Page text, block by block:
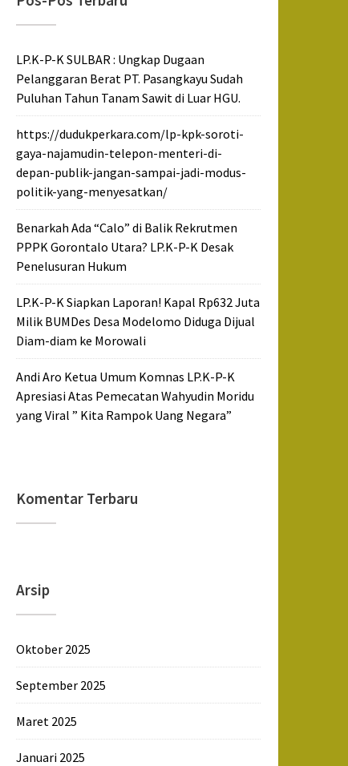
LP.K-P-K SULBAR : Ungkap Dugaan
Pelanggaran Berat PT. Pasangkayu Sudah
Puluhan Tahun Tanam Sawit di Luar HGU.
https://dudukperkara.com/lp-kpk-soroti-
gaya-najamudin-telepon-menteri-di-
depan-publik-jangan-sampai-jadi-modus-
politik-yang-menyesatkan/
Benarkah Ada “Calo” di Balik Rekrutmen
PPPK Gorontalo Utara? LP.K-P-K Desak
Penelusuran Hukum
LP.K-P-K Siapkan Laporan! Kapal Rp632 Juta
Milik BUMDes Desa Modelomo Diduga Dijual
Diam-diam ke Morowali
Andi Aro Ketua Umum Komnas LP.K-P-K
Apresiasi Atas Pemecatan Wahyudin Moridu
yang Viral ” Kita Rampok Uang Negara”
Komentar Terbaru
Arsip
Oktober 2025
September 2025
Maret 2025
Januari 2025